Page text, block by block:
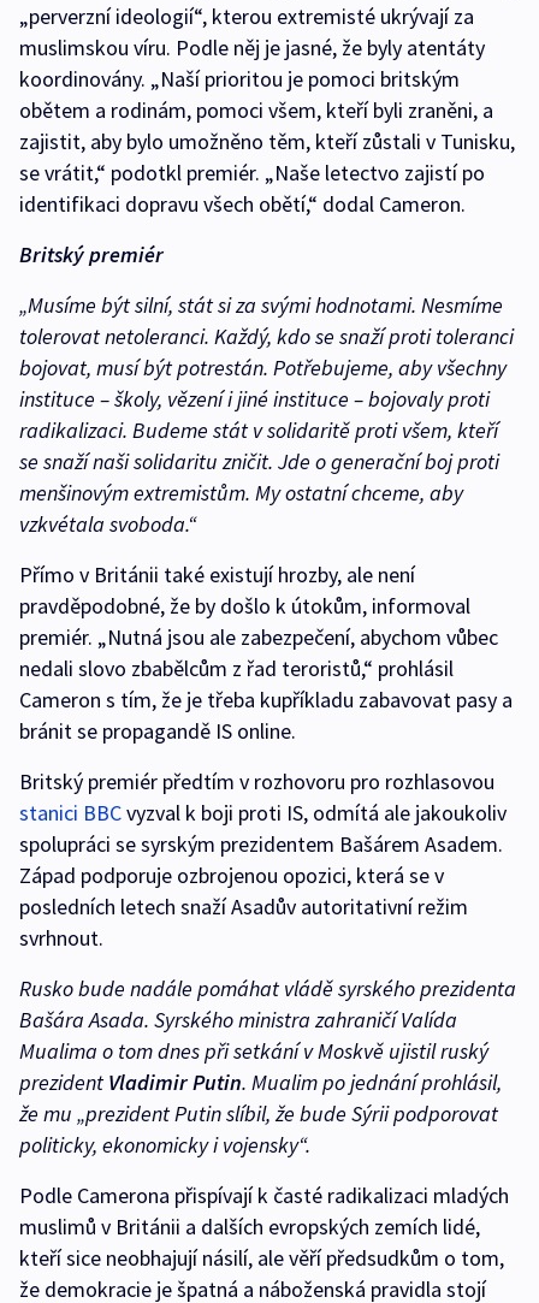
„perverzní ideologií“, kterou extremisté ukrývají za
muslimskou víru. Podle něj je jasné, že byly atentáty
koordinovány. „Naší prioritou je pomoci britským
obětem a rodinám, pomoci všem, kteří byli zraněni, a
zajistit, aby bylo umožněno těm, kteří zůstali v Tunisku,
se vrátit,“ podotkl premiér. „Naše letectvo zajistí po
identifikaci dopravu všech obětí,“ dodal Cameron.
Britský premiér
„Musíme být silní, stát si za svými hodnotami. Nesmíme
tolerovat netoleranci. Každý, kdo se snaží proti toleranci
bojovat, musí být potrestán. Potřebujeme, aby všechny
instituce – školy, vězení i jiné instituce – bojovaly proti
radikalizaci. Budeme stát v solidaritě proti všem, kteří
se snaží naši solidaritu zničit. Jde o generační boj proti
menšinovým extremistům. My ostatní chceme, aby
vzkvétala svoboda.“
Přímo v Británii také existují hrozby, ale není
pravděpodobné, že by došlo k útokům, informoval
premiér. „Nutná jsou ale zabezpečení, abychom vůbec
nedali slovo zbabělcům z řad teroristů,“ prohlásil
Cameron s tím, že je třeba kupříkladu zabavovat pasy a
bránit se propagandě IS online.
Britský premiér předtím v rozhovoru pro rozhlasovou
stanici BBCvyzval k boji proti IS, odmítá ale jakoukoliv
spolupráci se syrským prezidentem Bašárem Asadem.
Západ podporuje ozbrojenou opozici, která se v
posledních letech snaží Asadův autoritativní režim
svrhnout.
Rusko bude nadále pomáhat vládě syrského prezidenta
Bašára Asada. Syrského ministra zahraničí Valída
Mualima o tom dnes při setkání v Moskvě ujistil ruský
prezident Vladimir Putin. Mualim po jednání prohlásil,
že mu „prezident Putin slíbil, že bude Sýrii podporovat
politicky, ekonomicky i vojensky“.
Podle Camerona přispívají k časté radikalizaci mladých
muslimů v Británii a dalších evropských zemích lidé,
kteří sice neobhajují násilí, ale věří předsudkům o tom,
že demokracie je špatná a náboženská pravidla stojí